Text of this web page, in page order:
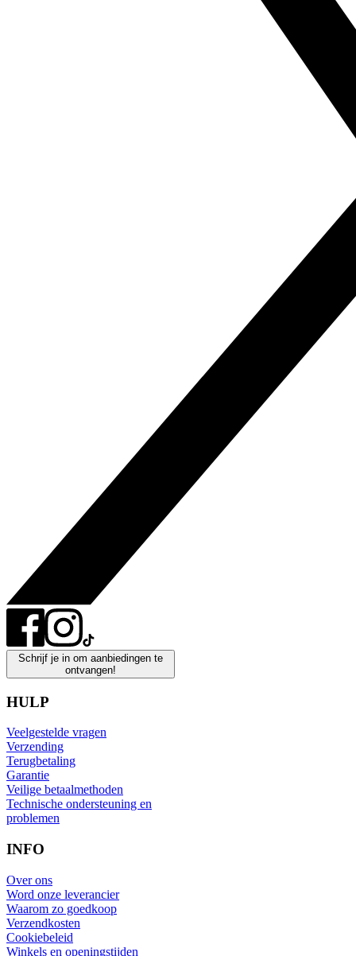
Schrijf je in om aanbiedingen te
ontvangen!
HULP
Veelgestelde vragen
Verzending
Terugbetaling
Garantie
Veilige betaalmethoden
Technische ondersteuning en
problemen
INFO
Over ons
Word onze leverancier
Waarom zo goedkoop
Verzendkosten
Cookiebeleid
Winkels en openingstijden